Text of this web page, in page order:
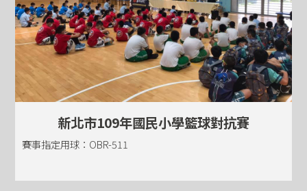
新北市109年國民小學籃球對抗賽
賽事指定用球：OBR-511